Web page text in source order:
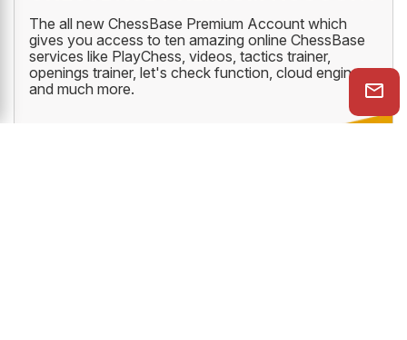
The all new ChessBase Premium Account which
gives you access to ten amazing online ChessBase
services like PlayChess, videos, tactics trainer,
openings trainer, let's check function, cloud engine
and much more.